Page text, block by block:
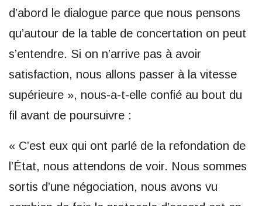
d’abord le dialogue parce que nous pensons
qu’autour de la table de concertation on peut
s’entendre. Si on n’arrive pas à avoir
satisfaction, nous allons passer à la vitesse
supérieure », nous-a-t-elle confié au bout du
fil avant de poursuivre :
« C’est eux qui ont parlé de la refondation de
l’État, nous attendons de voir. Nous sommes
sortis d’une négociation, nous avons vu